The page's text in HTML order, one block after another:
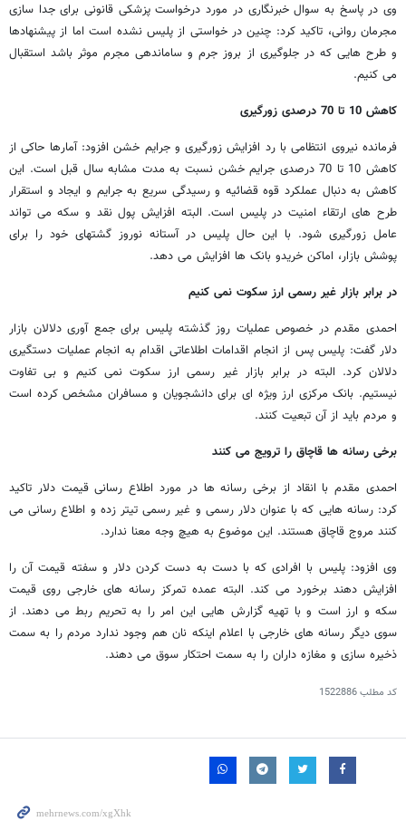
وی در پاسخ به سوال خبرنگاری در مورد درخواست پزشکی قانونی برای جدا سازی
مجرمان روانی، تاکید کرد: چنین در خواستی از پلیس نشده است اما از پیشنهادها
و طرح هایی که در جلوگیری از بروز جرم و ساماندهی مجرم موثر باشد استقبال
می کنیم.
کاهش 10 تا 70 درصدی زورگیری
فرمانده نیروی انتظامی با رد افزایش زورگیری و جرایم خشن افزود: آمارها حاکی از
کاهش 10 تا 70 درصدی جرایم خشن نسبت به مدت مشابه سال قبل است. این
کاهش به دنبال عملکرد قوه قضائیه و رسیدگی سریع به جرایم و ایجاد و استقرار
طرح های ارتقاء امنیت در پلیس است. البته افزایش پول نقد و سکه می تواند
عامل زورگیری شود. با این حال پلیس در آستانه نوروز گشتهای خود را برای
پوشش بازار، اماکن خریدو بانک ها افزایش می دهد.
در برابر بازار غیر رسمی ارز سکوت نمی کنیم
احمدی مقدم در خصوص عملیات روز گذشته پلیس برای جمع آوری دلالان بازار
دلار گفت: پلیس پس از انجام اقدامات اطلاعاتی اقدام به انجام عملیات دستگیری
دلالان کرد. البته در برابر بازار غیر رسمی ارز سکوت نمی کنیم و بی تفاوت
نیستیم. بانک مرکزی ارز ویژه ای برای دانشجویان و مسافران مشخص کرده است
و مردم باید از آن تبعیت کنند.
برخی رسانه ها قاچاق را ترویج می کنند
احمدی مقدم با انقاد از برخی رسانه ها در مورد اطلاع رسانی قیمت دلار تاکید
کرد: رسانه هایی که با عنوان دلار رسمی و غیر رسمی تیتر زده و اطلاع رسانی می
کنند مروج قاچاق هستند. این موضوع به هیچ وجه معنا ندارد.
وی افزود: پلیس با افرادی که با دست به دست کردن دلار و سفته قیمت آن را
افزایش دهند برخورد می کند. البته عمده تمرکز رسانه های خارجی روی قیمت
سکه و ارز است و با تهیه گزارش هایی این امر را به تحریم ربط می دهند. از
سوی دیگر رسانه های خارجی با اعلام اینکه نان هم وجود ندارد مردم را به سمت
ذخیره سازی و مغازه داران را به سمت احتکار سوق می دهند.
کد مطلب1522886